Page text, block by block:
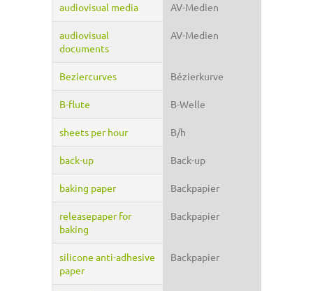
audiovisual media AV-Medien
audiovisual
documents
AV-Medien
Beziercurves Bézierkurve
B-flute B-Welle
sheets per hour B/h
back-up Back-up
baking paper Backpapier
releasepaper for
baking
Backpapier
silicone anti-adhesive
paper
Backpapier